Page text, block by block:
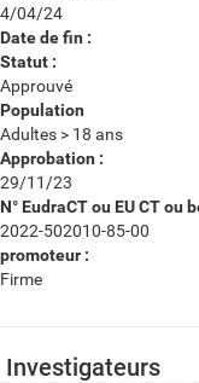
4/04/24
Date de fin :
Statut :
Approuvé
Population
Adultes > 18 ans
Approbation :
29/11/23
N° EudraCT ou EU CT ou
2022-502010-85-00
promoteur :
Firme
Investigateurs